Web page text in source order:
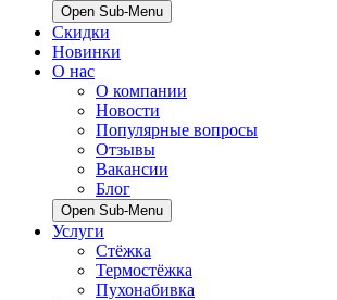
Open Sub-Menu
Скидки
Новинки
О нас
О компании
Новости
Популярные вопросы
Отзывы
Вакансии
Блог
Open Sub-Menu
Услуги
Стёжка
Термостёжка
Пухонабивка